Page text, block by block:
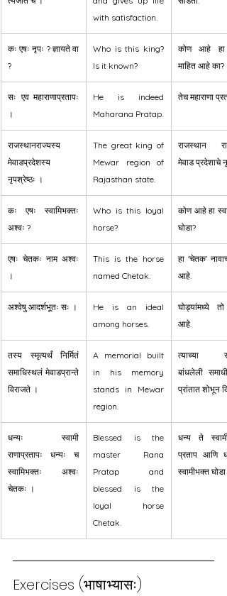
with satisfaction.
कः एषः नृपः ? ज्ञायते वा
?
Who is this king?
Is it known?
कोण आहे हा
माहित आहे का?
सः एव महाराणाप्रतापः
।
He is indeed
Maharana Pratap.
तेच महाराणा
राजस्थानराज्यस्य
मेवाडप्रदेशस्य
नृपश्रेष्ठः ।
The great king of
Mewar region of
Rajasthan state.
राजस्थान
मेवाड प्रदेशाचे
कः एषः स्वामिभक्तः
अश्वः ?
Who is this loyal
horse?
कोण आहे हा
घोडा?
एषः चेतकः नाम अश्वः
।
This is the horse
named Chetak.
हा 'चेतक'
आहे.
अश्वेषु आदर्शभूतः सः ।
He is an ideal
among horses.
घोड्यांमध्ये तो
आहे.
तस्य स्मृत्यर्थं निर्मितं
समाधिस्थलं मेवाडप्रान्ते
विराजते ।
A memorial built
in his memory
stands in Mewar
region.
त्याच्या
बांधलेली
प्रांतात शोभून
धन्यः स्वामी
राणाप्रतापः धन्यः च
स्वामिभक्तः अश्वः
चेतकः ।
Blessed is the
master Rana
Pratap and
blessed is the
loyal horse
Chetak.
धन्य ते स्वामी
प्रताप आणि
स्वामीभक्त घोडा
Exercises (भाषाभ्यासः)